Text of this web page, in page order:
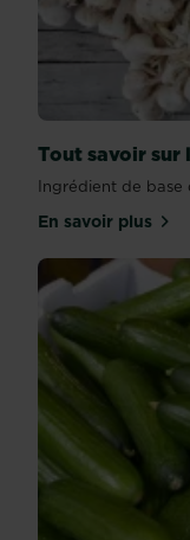
Tout savoir sur
Ingrédient de base
En savoir plus
sur Tout